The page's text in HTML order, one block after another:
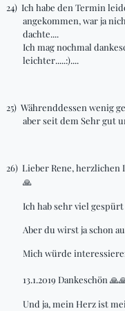
24) Ich habe den Termin
angekommen, war ja
dachte....
Ich mag nochmal
leichter.....:)....
25) Währenddessen wenig
aber seit dem Sehr gut
26) Lieber Rene, herzlichen
🙏
Ich hab sehr viel
Aber du wirst ja schon
Mich würde
13.1.2019 Dankeschön
Und ja, mein Herz ist